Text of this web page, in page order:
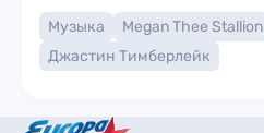
Музыка
Megan Thee Stallion
Джастин Тимберлейк